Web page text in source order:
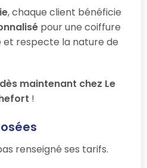
, chaque client bénéficie
pour une coiffure
et respecte la nature de
maintenant chez Le
!
renseigné ses tarifs.